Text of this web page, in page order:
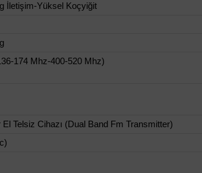
İletişim-Yüksel Koçyiğit
174 Mhz-400-520 Mhz)
El Telsiz Cihazı (Dual Band Fm Transmitter)